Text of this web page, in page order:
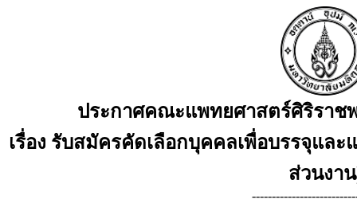
ประกาศคณะแพทยศาสตร์ศิริราช
เรื่อง รับสมัครคัดเลือกบุคคลเพื่อบรรจุแล
ส่วนงา